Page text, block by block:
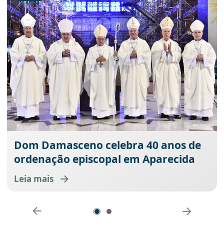
Dom Damasceno celebra 40 anos de
ordenação episcopal em Aparecida
Leia mais